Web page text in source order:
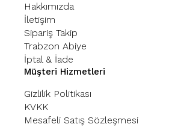
Hakkımızda
İletişim
Sipariş Takip
Trabzon Abiye
İptal & İade
Müşteri Hizmetleri
Gizlilik Politikası
KVKK
Mesafeli Satış Sözleşmesi